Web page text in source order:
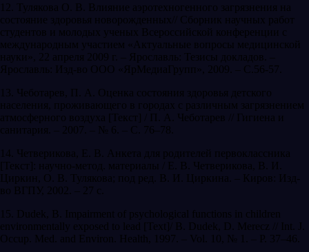
12. Тулякова О. В. Влияние аэротехногенного загрязнения на
состояние здоровья новорожденных// Сборник научных работ
студентов и молодых ученых Всероссийской конференции с
международным участием «Актуальные вопросы медицинской
науки», 22 апреля 2009 г. – Ярославль: Тезисы докладов. –
Ярославль: Изд-во ООО «ЯрМедиаГрупп», 2009. – С.56-57.
13. Чеботарев, П. А. Оценка состояния здоровья детского
населения, проживающего в городах с различным загрязнением
атмосферного воздуха [Текст] / П. А. Чеботарев // Гигиена и
санитария. – 2007. – № 6. – С. 76–78.
14. Четверикова, Е. В. Анкета для родителей первоклассника
[Текст]: научно-метод. материалы / Е. В. Четверикова, В. И.
Циркин, О. В. Тулякова; под ред. В. И. Циркина. – Киров: Изд-
во ВГПУ, 2002. – 27 с.
15. Dudek, B. Impairment of psychological functions in children
environmentally exposed to lead [Text]/ B. Dudek, D. Merecz // Int. J.
Occup. Med. and Environ. Health, 1997. – Vol. 10, № 1. – P. 37–46.